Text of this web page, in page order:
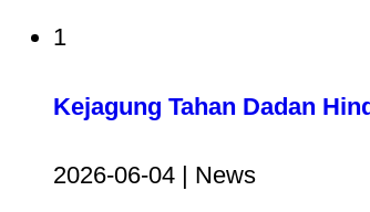
1
Kejagung Tahan Dadan
2026-06-04 | News